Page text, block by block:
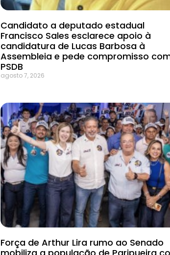
Candidato a deputado estadual
Francisco Sales esclarece apoio à
candidatura de Lucas Barbosa à
Assembleia e pede compromisso
PSDB
agosto 7, 2026
Força de Arthur Lira rumo ao Senado